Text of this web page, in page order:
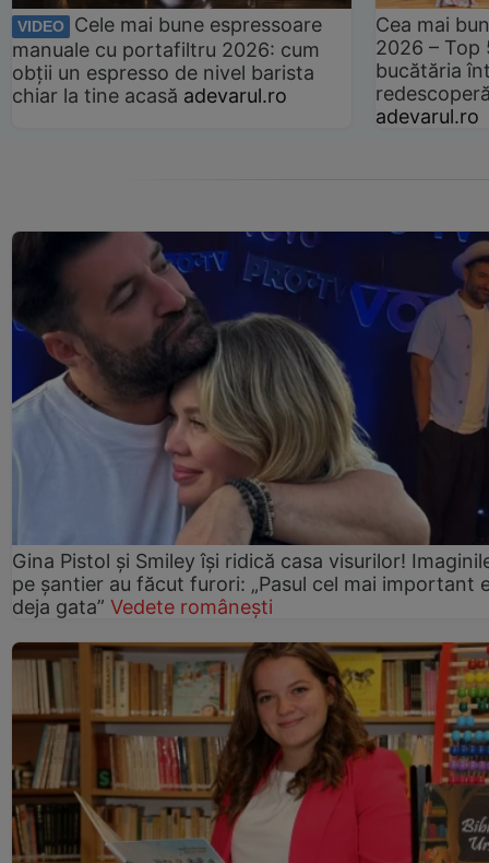
VIDEO
Cele mai bune espressoare
manuale cu portafiltru 2026: cum
obții un espresso de nivel barista
chiar la tine acasă adevarul.ro
Cea mai
2026 –
bucătăria
adevarul.ro
Gina Pistol și Smiley își ridică casa visurilor!
pe șantier au făcut furori: „Pasul cel mai important
deja gata” Vedete românești